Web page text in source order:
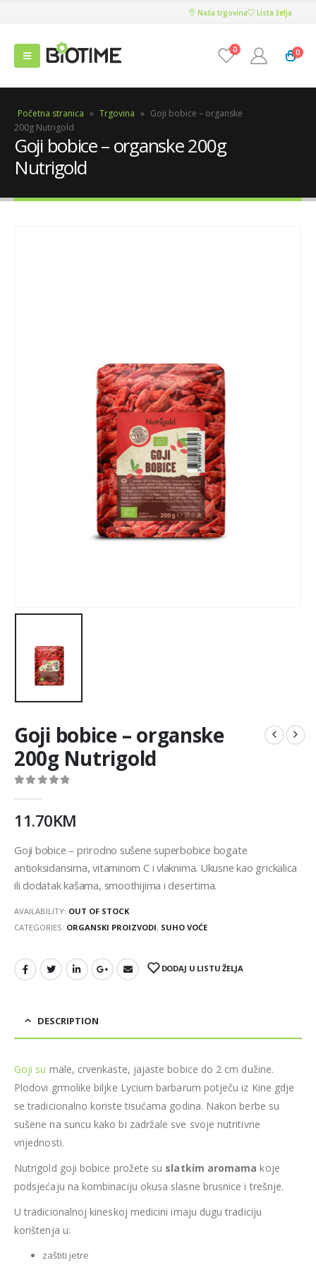
Naša trgovina Lista želja
0 0
Početna stranica » Trgovina » Goji bobice – organske
200g Nutrigold
Goji bobice – organske 200g
Nutrigold
Goji bobice – organske
200g Nutrigold
11.70KM
Goji bobice – prirodno sušene superbobice bogate
antioksidansima, vitaminom C i vlaknima. Ukusne kao grickalica
ili dodatak kašama, smoothijima i desertima.
AVAILABILITY: OUT OF STOCK
CATEGORIES: ORGANSKI PROIZVODI, SUHO VOĆE
DODAJ U LISTU ŽELJA
DESCRIPTION
Goji su male, crvenkaste, jajaste bobice do 2 cm dužine.
Plodovi grmolike biljke Lycium barbarum potječu iz Kine gdje
se tradicionalno koriste tisućama godina. Nakon berbe su
sušene na suncu kako bi zadržale sve svoje nutritivne
vrijednosti.
Nutrigold goji bobice prožete su slatkim aromama koje
podsjećaju na kombinaciju okusa slasne brusnice i trešnje.
U tradicionalnoj kineskoj medicini imaju dugu tradiciju
korištenja u:
zaštiti jetre